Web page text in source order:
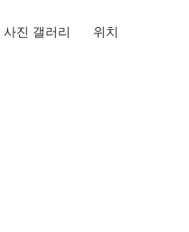
사진 갤러리 위치